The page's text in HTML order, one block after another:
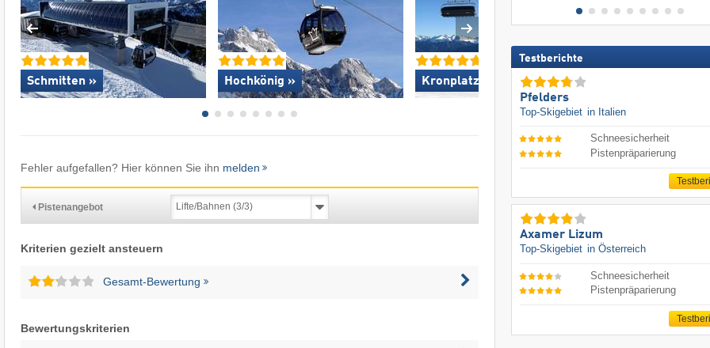
Schmitten » Hochkönig » Kronplatz »
Fehler aufgefallen? Hier können Sie ihn melden
Pistenangebot
Kriterien gezielt ansteuern
Gesamt-Bewertung
Bewertungskriterien
Testberichte
Pfelders
Top-Skigebiet in Italien
Schneesicherheit
Pistenpräparierung
Axamer Lizum
Top-Skigebiet in Österreich
Schneesicherheit
Pistenpräparierung